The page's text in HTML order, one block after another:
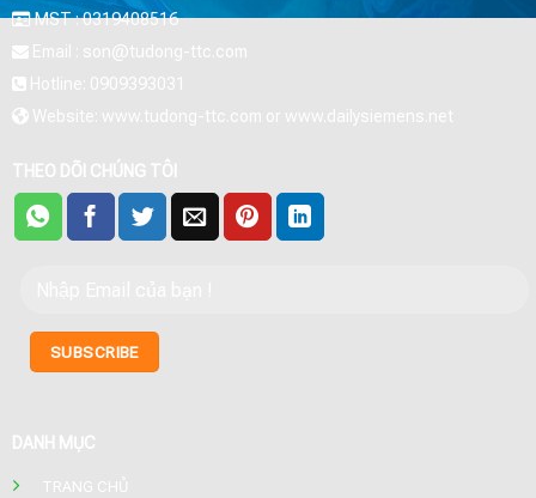
MST : 0319408516
Email : son@tudong-ttc.com
Hotline: 0909393031
Website: www.tudong-ttc.com or www.dailysiemens.net
THEO DÕI CHÚNG TÔI
DANH MỤC
TRANG CHỦ